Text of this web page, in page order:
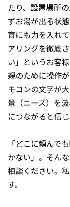
たり、設置場所
ずお湯が出る状
育にも力を入れ
アリングを徹底
い」というお客
親のために操作
モコンの文字が
景（ニーズ）を
につながると信
「どこに頼んで
かない」。そん
相談ください。
す。